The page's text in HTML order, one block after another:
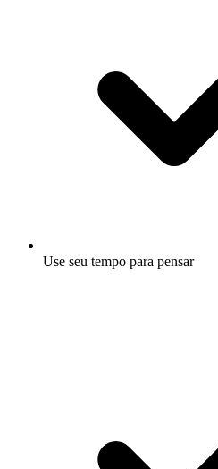
Use seu tempo para pensar